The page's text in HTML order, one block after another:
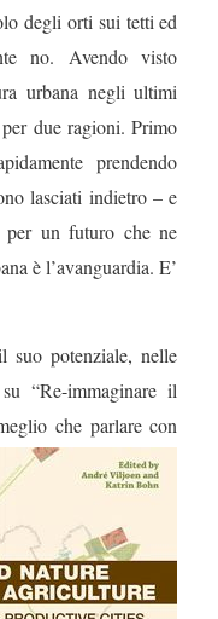
degli orti sui tetti ed
no. Avendo visto
urbana negli ultimi
due ragioni. Primo
prendendo
lasciati indietro – e
per un futuro che ne
è l’avanguardia. E’
suo potenziale, nelle
“Re-immaginare il
che parlare con